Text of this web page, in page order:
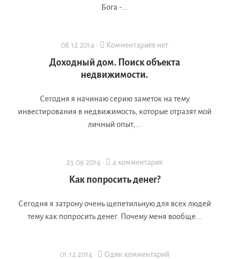
Бога -...
08.12.2014 · Комментариев нет
Доходный дом. Поиск объекта
недвижимости.
Сегодня я начинаю серию заметок на тему
инвестирования в недвижимость, которые отразят мой
личный опыт,...
23.09.2014 · 4 комментария
Как попросить денег?
Сегодня я затрону очень щепетильную для всех людей
тему как попросить денег. Почему меня вообще...
01.12.2014 · Один комментарий